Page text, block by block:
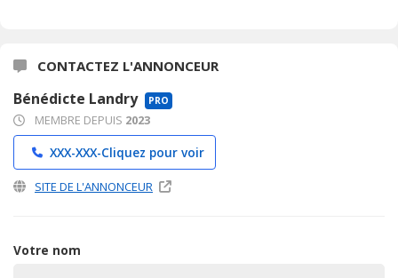
CONTACTEZ L'ANNONCEUR
Bénédicte Landry PRO
MEMBRE DEPUIS 2023
XXX-XXX-Cliquez pour voir
SITE DE L'ANNONCEUR
Votre nom